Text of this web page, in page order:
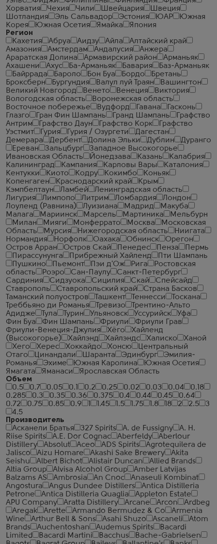
Хорватия
Чехия Чили Швейцария
Швеция
Шотландия
Эль Сальвадор Эстония ЮАР
Южная
Корея
Южная Осетия Ямайка
Япония
Регион
Кахетия
Абруа Аидзу Айла
Алтайский край
Амазония
Амстердам Андалусия
Анжера
Араратская Долина
Армавирский район
Арманьяк
Ахашени
Ахус Ба-Арманьяк Бавария
Баз-Арманьяк
Байррада
Бароло Бон Буа Бордо
Бретань
Броксберн
Бургундия Валул луй Траян
Вашингтон
Великий Новгород
Венето Венеция
Виктория
Вологодская область
Воронежская область
Восточное побережье
Вудфорд Гавана
Гасконь
Глазго
Гран Фин Шампань Гранд Шампань
Графство
Антрим
Графство Даун Графство Корк
Графство
Уэстмит
Гурия Гурия / Озургети
Дагестан
Демерара
Дербент Долина Эльки Дублин
Дуранго
Ереван
Зальцбург
Западное Высокогорье
Ивановская Область
Йонедзава Казань
Калабрия
Калининград
Кампания Карловы Вары
Каталония
Кентукки
Киото Кодру Кокимбо
Коньяк
Копенгаген
Краснодарский край
Крым
Кэмпбелтаун
Ламбей
Ленинградская область
Лигурия
Лимпопо Литрим Ломбардия
Лондон
Лоуленд (Равнина)
Луизиана Мадрид
Макуба
Малага
Мариинск Марсель Мартиника
Мельбурн
Милан
Мияги Монферрато Москва
Московская
Область
Мурсия Нижегородская область
Ниигата
Нормандия
Норфолк Оахака Обнинск
Орегон
Остров Арран
Остров Скай Пенедес Пенза
Пермь
Пирассунунга
Прибрежный Хайленд
Пти Шампань
Пушкино
Пьемонт Пэи д'Ож Рига
Ростовская
область
Роэро Сан-Паулу
Санкт-Петербург
Сардиния
Сидзуока Сицилия Скай
Спейсайд
Ставрополь
Ставропольский край
Страна Басков
Таманский полуостров
Ташкент Теннесси
Тоскана
Треббьяно ди Романья
Тревизо
Трентино-Альто
Адидже
Тула Турин Ульяновск Уссурийск
Уфа
Фин Буа
Фин Шампань Фриули
Фриули Грав
Фриули-Венеция-Джулия
Хёго
Хайленд
(Высокогорье)
Хайлэнд Хайлэндс Халиско
Ханой
Хего
Херес Хоккайдо Хонсю
Центральный
Отаго
Цинандали Шаранта Эдинбург
Эмилия-
Романья
Эхиме Южная Каролина
Южная Осетия
Ямагата
Яманаси
Ярославская Область
Объем
0.5
0.7 0.05 0.1 0.2 0.25 0.02 0.03 0.04
0.18
0.285
0.3 0.35 0.36 0.375 0.4 0.44 0.45
0.64
0.72
0.75 0.85 0.9 1.45 1.5 1.75 1.8 18 2 2.5
3
4.5
Производитель
Асканели Братья
327 Spirits A. de Fussigny
A. H.
Riise Spirits
A.E. Dor Cognac Aberfeldy
Aberlour
Distillery
Absolut Aceo ADS Spirits
Agrotequilera de
Jalisco
Aizu Homare Akashi Sake Brewery
Akita
Seishu
Albert Bichot Alistair Duncan
Allied Brands
Altia Group
Alvisa Alcohol Group
Amber Latvijas
Balzams AS
Ambrosia An Cnoc
Anaseuli Kombinat
Angostura
Angus Dundee Distillers
Antica Distilleria
Petrone
Antica Distilleria Quaglia
Appleton Estate
APU Company
Aratta Distillery Arcane Arcon
Ardbeg
Aregak
Arette Armando Bermudez & Co
Armenia
Wine
Arthur Bell & Sons Asahi Shuzo Ascaneli
Atom
Brands
Auchentoshan Audemus Spirits
Bacardi
Limited
Bacardi Martini Bacchus
Bache-Gabrielsen